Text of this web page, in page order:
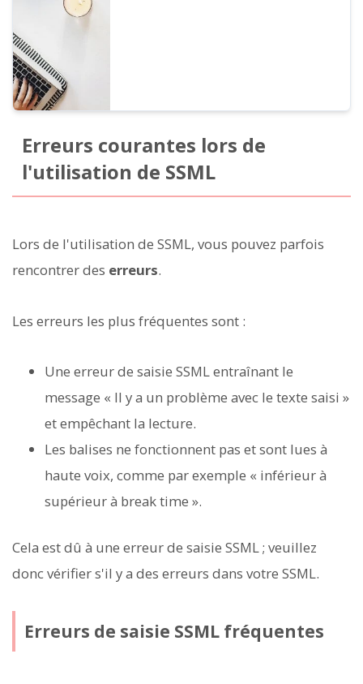
Erreurs courantes lors de
l'utilisation de SSML
Lors de l'utilisation de SSML, vous pouvez parfois
rencontrer des erreurs.
Les erreurs les plus fréquentes sont :
Une erreur de saisie SSML entraînant le
message « Il y a un problème avec le texte saisi »
et empêchant la lecture.
Les balises ne fonctionnent pas et sont lues à
haute voix, comme par exemple « inférieur à
supérieur à break time ».
Cela est dû à une erreur de saisie SSML ; veuillez
donc vérifier s'il y a des erreurs dans votre SSML.
Erreurs de saisie SSML fréquentes